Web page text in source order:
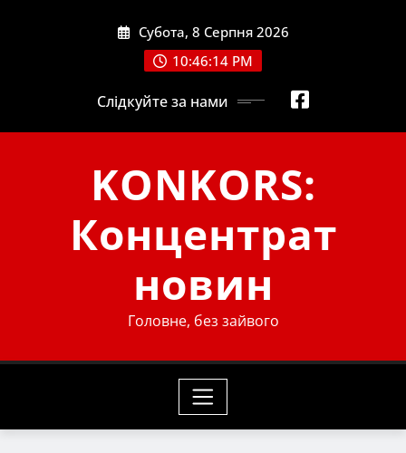
Субота, 8 Серпня 2026
10:46:15 PM
Слідкуйте за нами
KONKORS:
Концентрат
новин
Головне, без зайвого